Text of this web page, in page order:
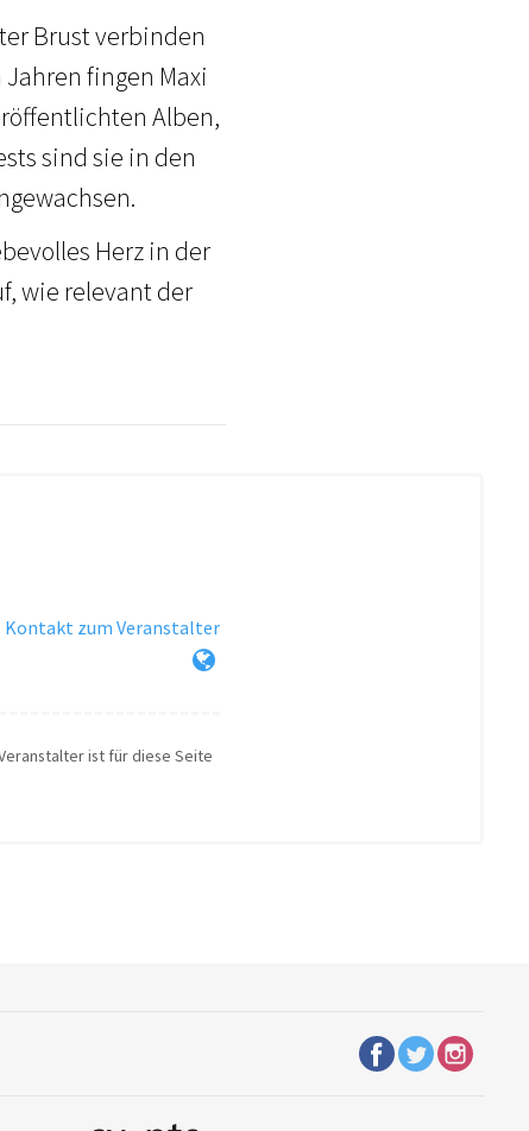
Brust verbinden
fingen Maxi
Alben,
sind sie in den
Herz in der
wie relevant der
Kontakt zum Veranstalter
ist für diese Seite